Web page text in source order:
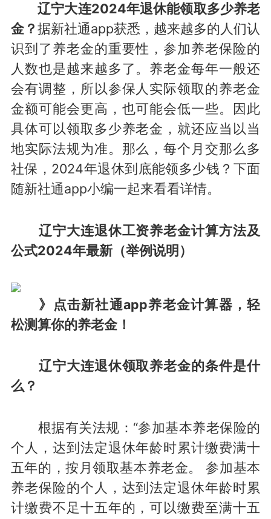
辽宁大连2024年退休能领取多少养老
金？据新社通app获悉，越来越多的人们认
识到了养老金的重要性，参加养老保险的
人数也是越来越多了。养老金每年一般还
会有调整，所以参保人实际领取的养老金
金额可能会更高，也可能会低一些。因此
具体可以领取多少养老金，就还应当以当
地实际法规为准。那么，每个月交那么多
社保，2024年退休到底能领多少钱？下面
随新社通app小编一起来看看详情。
辽宁大连退休工资养老金计算方法及
公式2024年最新（举例说明）
》点击新社通app养老金计算器，轻
松测算你的养老金！
辽宁大连退休领取养老金的条件是什
么？
根据有关法规：“参加基本养老保险的
个人，达到法定退休年龄时累计缴费满十
五年的，按月领取基本养老金。 参加基本
养老保险的个人，达到法定退休年龄时累
计缴费不足十五年的，可以缴费至满十五